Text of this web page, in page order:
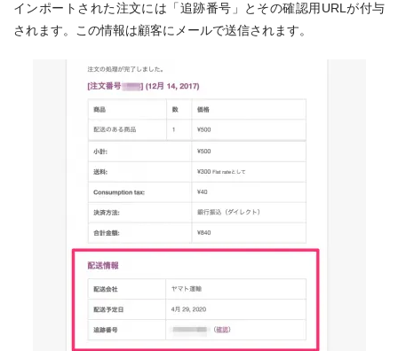
インポートされた注文には「追跡番号」とその確認用URLが付与
されます。この情報は顧客にメールで送信されます。